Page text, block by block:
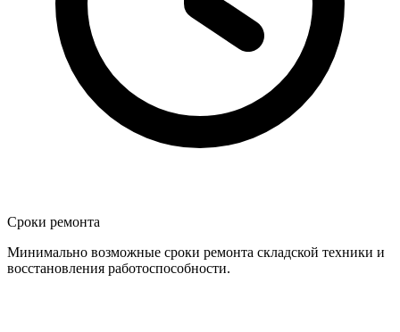
Сроки ремонта
Минимально возможные сроки ремонта складской техники и
восстановления работоспособности.